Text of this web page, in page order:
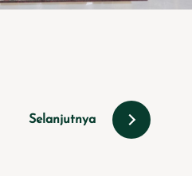
Selanjutnya